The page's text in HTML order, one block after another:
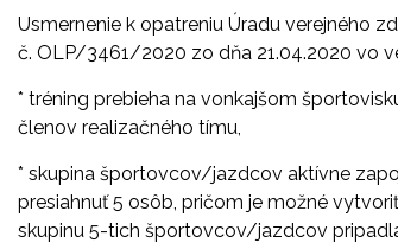
Usmernenie k opatreniu Úradu verejného
č. OLP/3461/2020 zo dňa 21.04.2020 vo
* tréning prebieha na vonkajšom
členov realizačného tímu,
* skupina športovcov/jazdcov aktívne
presiahnuť 5 osôb, pričom je možné
skupinu 5-tich športovcov/jazdcov